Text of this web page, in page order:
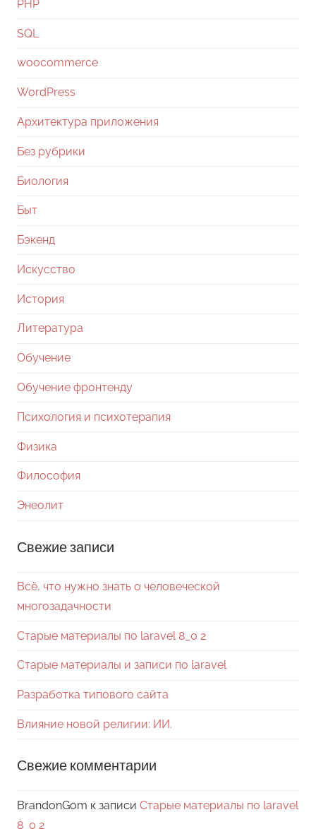
PHP
SQL
woocommerce
WordPress
Архитектура приложения
Без рубрики
Биология
Быт
Бэкенд
Искусство
История
Литература
Обучение
Обучение фронтенду
Психология и психотерапия
Физика
Философия
Энеолит
Свежие записи
Всё, что нужно знать о человеческой
многозадачности
Старые материалы по laravel 8_0 2
Старые материалы и записи по laravel
Разработка типового сайта
Влияние новой религии: ИИ.
Свежие комментарии
BrandonGom к записи Старые материалы по laravel
8_0 2